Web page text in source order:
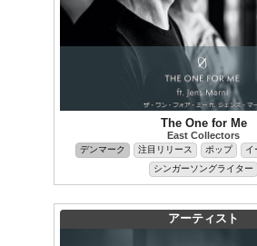
The One for Me
East Collectors
デンマーク 注目リリース ポップ
イ
シンガーソングライター
アーティスト